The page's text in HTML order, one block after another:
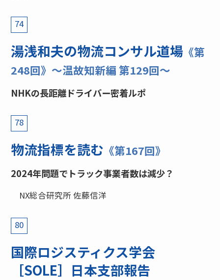
74
湯浅和夫の物流コンサル道場 《第
248回》〜温故知新編 第129回〜
NHKの長距離ドライバー密着ルポ
78
物流指標を読む 《第167回》
2024年問題でトラック事業者数は減少？
NX総合研究所 佐藤信洋
80
国際ロジスティクス学会
［SOLE］日本支部報告